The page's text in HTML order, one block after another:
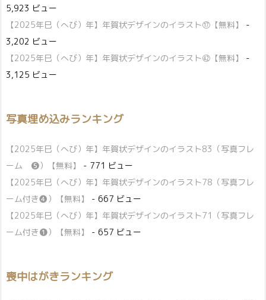
5,923 ビュー
【2025年巳（へび）年】年賀状デザインのイラスト⑰【無料】
-
3,202 ビュー
【2025年巳（へび）年】年賀状デザインのイラスト㊷【無料】
-
3,125 ビュー
写真埋め込みランキング
【2025年巳（へび）年】年賀状デザインのイラスト83（写真フレ
ーム ❺）【無料】
- 771 ビュー
【2025年巳（へび）年】年賀状デザインのイラスト78（写真フレ
ーム付き❹）【無料】
- 667 ビュー
【2025年巳（へび）年】年賀状デザインのイラスト71（写真フレ
ーム付き❶）【無料】
- 657 ビュー
喪中はがきランキング